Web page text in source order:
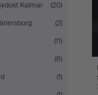
Kalmar
(20)
(2)
(11)
(6)
(1)